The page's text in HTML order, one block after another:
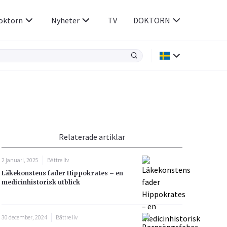
Rörelseapparaten
Sex & Samliv
Sömn & Stress
Nyheter TV DOKTORN
Relaterade artiklar
2 januari, 2025
Bättre liv
Läkekonstens fader Hippokrates – en
medicinhistorisk utblick
30 december, 2024
Bättre liv